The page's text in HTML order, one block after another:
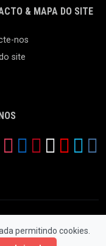
permitindo cookies.
& MAPA DO SITE
nos
site
Reservados.